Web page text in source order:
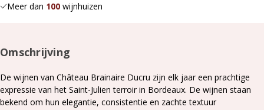
Meer dan 100 wijnhuizen
Omschrijving
De wijnen van Château Brainaire Ducru zijn elk jaar een prachtige
expressie van het Saint-Julien terroir in Bordeaux. De wijnen staan
bekend om hun elegantie, consistentie en zachte textuur